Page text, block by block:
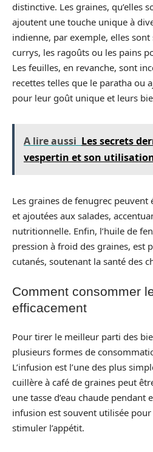
distinctive. Les graines, qu’elles
ajoutent une touche unique à
indienne, par exemple, elles
currys, les ragoûts ou les pains
Les feuilles, en revanche, sont
recettes telles que le paratha ou
pour leur goût unique et leurs
A lire aussi Les secrets
vespertin et son
Les graines de fenugrec
et ajoutées aux salades,
nutritionnelle. Enfin, l’huile de
pression à froid des graines, est
cutanés, soutenant la santé des
Comment consommer
efficacement
Pour tirer le meilleur parti des
plusieurs formes de
L’infusion est l’une des plus
cuillère à café de graines peut
une tasse d’eau chaude
infusion est souvent utilisée
stimuler l’appétit.